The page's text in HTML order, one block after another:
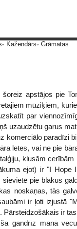
Kažendārs Grāmatas
apstājos pie
mūziķiem,
par
uzaudzētu garus
komerciālo paradīzi
letes, vai ne pie
klusām
ejot) ir "I
pie blakus
noskaņas, tās
ir ļoti izjustā
ir
gandrīz manā